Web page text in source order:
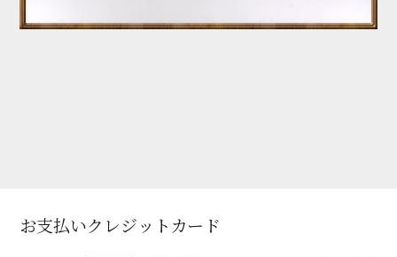
お支払いクレジットカード